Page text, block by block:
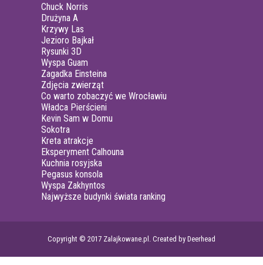
Chuck Norris
Drużyna A
Krzywy Las
Jezioro Bajkał
Rysunki 3D
Wyspa Guam
Zagadka Einsteina
Zdjęcia zwierząt
Co warto zobaczyć we Wrocławiu
Władca Pierścieni
Kevin Sam w Domu
Sokotra
Kreta atrakcje
Eksperyment Calhouna
Kuchnia rosyjska
Pegasus konsola
Wyspa Zakhyntos
Najwyższe budynki świata ranking
Copyright © 2017 Zalajkowane.pl. Created by Deerhead